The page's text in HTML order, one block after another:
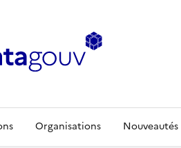
Organisations Nouveautés